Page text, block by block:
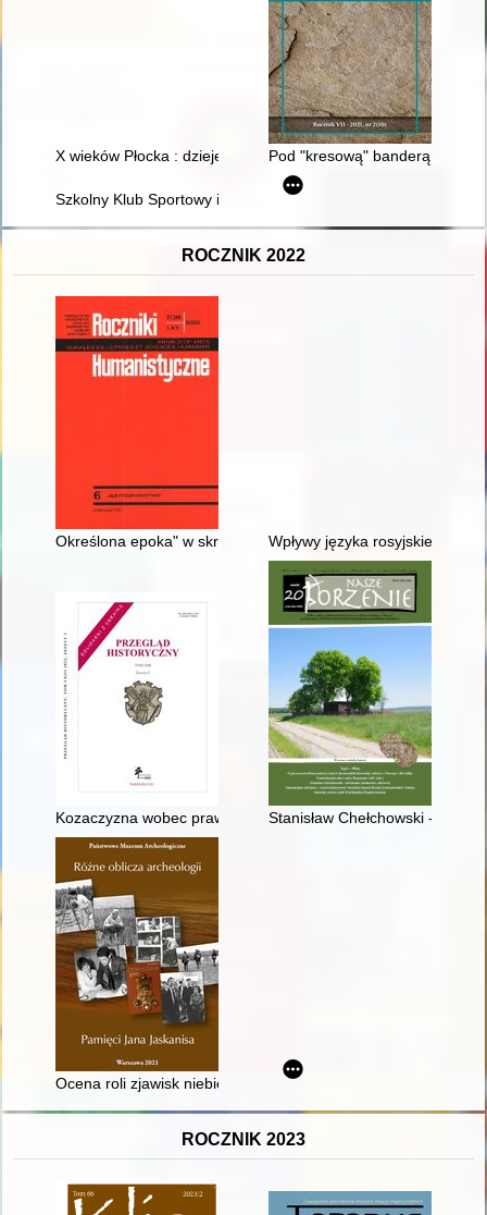
X wieków Płocka : dzieje i ekspozycja historyczno-regionalna
Pod "kresową" banderą :
Szkolny Klub Sportowy im. Michała Konarskiego : monografia
ROCZNIK 2022
Określona epoka" w skrzydlatych słowach Wojciecha
Wpływy języka rosyjskiego na
Kozaczyzna wobec prawosławia w dobie hetmaństwa Piotra
Stanisław Chełchowski -
Ocena roli zjawisk niebieskich w orientowaniu
ROCZNIK 2023